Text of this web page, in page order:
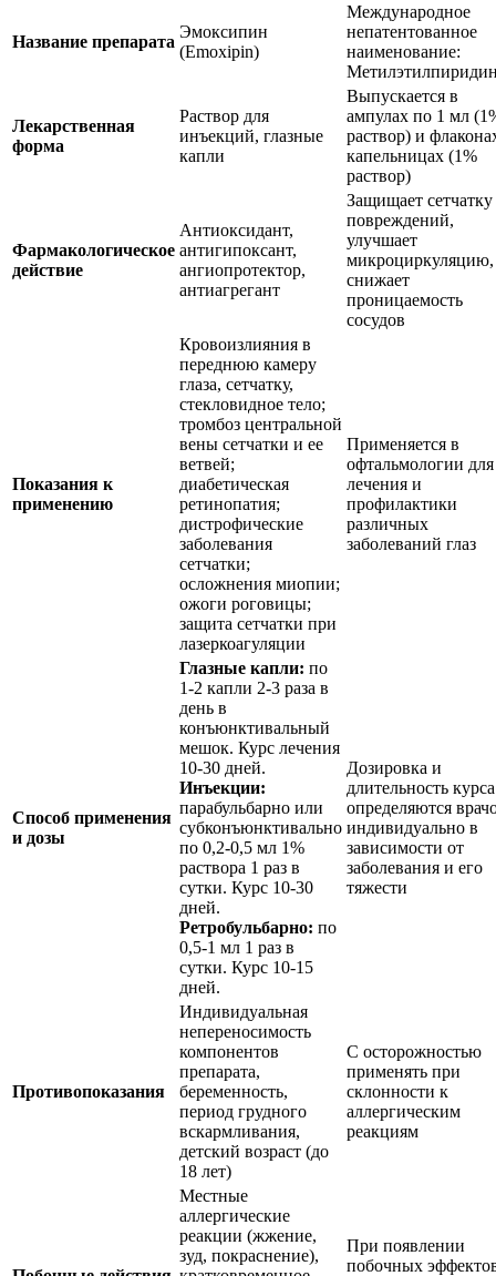
Название препарата
Эмоксипин
(Emoxipin)
Международное
непатентованное
наименование:
Лекарственная
форма
Раствор для
инъекций, глазные
капли
Выпускается в
ампулах по 1 мл
раствор) и
капельницах (1%
раствор)
Фармакологическое
действие
Антиоксидант,
антигипоксант,
ангиопротектор,
антиагрегант
Защищает сетчатку
повреждений,
улучшает
микроциркуляцию,
снижает
проницаемость
сосудов
Показания к
применению
Кровоизлияния в
переднюю камеру
глаза, сетчатку,
стекловидное тело;
тромбоз центральной
вены сетчатки и ее
ветвей;
диабетическая
ретинопатия;
дистрофические
заболевания
сетчатки;
осложнения миопии;
ожоги роговицы;
защита сетчатки при
лазеркоагуляции
Применяется в
офтальмологии для
лечения и
профилактики
различных
заболеваний глаз
Способ применения
и дозы
Глазные капли: по
1-2 капли 2-3 раза в
день в
конъюнктивальный
мешок. Курс лечения
10-30 дней.
Инъекции:
парабульбарно или
субконъюнктивально
по 0,2-0,5 мл 1%
раствора 1 раз в
сутки. Курс 10-30
дней.
Ретробульбарно: по
0,5-1 мл 1 раз в
сутки. Курс 10-15
дней.
Дозировка и
длительность курса
определяются
индивидуально в
зависимости от
заболевания и его
тяжести
Противопоказания
Индивидуальная
непереносимость
компонентов
препарата,
беременность,
период грудного
вскармливания,
детский возраст (до
18 лет)
С осторожностью
применять при
склонности к
аллергическим
реакциям
Местные
аллергические
реакции (жжение,
зуд, покраснение),
При появлении
побочных